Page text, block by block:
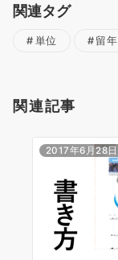
関連タグ
単位 留年
関連記事
2017年6月28日